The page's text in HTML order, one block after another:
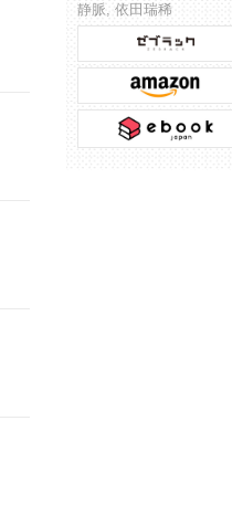
静脈, 依田瑞稀